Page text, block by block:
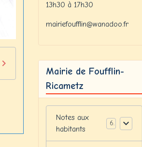
13h30 à 17h30
mairiefoufflin@wanadoo.fr
Mairie de Foufflin-
Ricametz
Notes aux
habitants
6